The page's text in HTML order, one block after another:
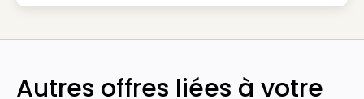
Autres offres liées à votre